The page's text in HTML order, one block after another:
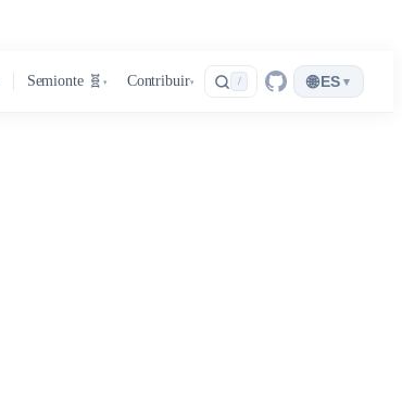
Semionte 🧬 ▾ Contribuir▾ / 🌐 ES ▾